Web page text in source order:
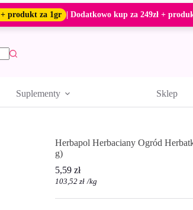
produkt za 1gr | Dodatkowo kup za 249zł +
Suplementy Sklep
Herbapol Herbaciany Ogród
g)
5,59 zł
103,52 zł /kg